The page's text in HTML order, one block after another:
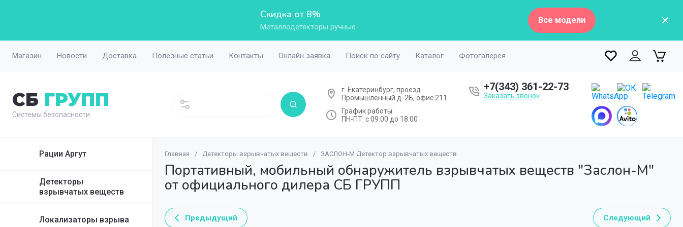
Скидка от 8%
Металлодетекторы ручные
Все модели
Магазин Новости Доставка Полезные статьи Контакты Онлайн заявка Поиск по сайту Каталог Фотогалерея
СБ ГРУПП
Системы безопасности
г. Екатеринбург, проезд
Промышленный д. 2Б, офис 211
График работы:
ПН-ПТ: с 09:00 до 18:00
+7(343) 361-22-73
Заказать звонок
Рации Аргут
Детекторы
взрывчатых веществ
Локализаторы взрыва
Металлодетекторы ручные
SmartScan ручные металлодетекторы
Сфинкс металлодетекторы ручные
Металлодетекторы арочные
Блокпост металлодетекторы арочные
Палки резиновые ПР Наручники БРС
Бронежилеты Сфера Бронешлемы Альфа
Счетчики посетителей Трафик
Счетчики посетителей Кондор
Счетчики посетителей SM COUNTER
Глушилки сотовой связи
Подавители БПЛА, дронов
Обнаружители БПЛА
Inter-M 6000-я серия
Inter-M Усилители мощности трансляционные
Inter-M Громкоговорители
Inter-M Микрофонные панели
Главная / Детекторы взрывчатых веществ / ЗАСЛОН-М Детектор взрывчатых веществ
Портативный, мобильный обнаружитель взрывчатых веществ "Заслон-М"
от официального дилера СБ ГРУПП
Предыдущий Следующий